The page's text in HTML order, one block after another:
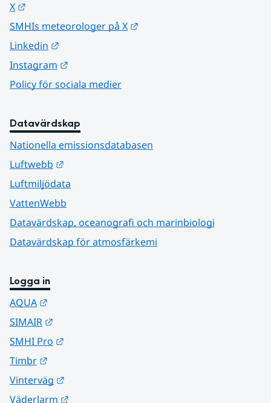
X
SMHIs meteorologer på X
Linkedin
Instagram
Policy för sociala medier
Datavärdskap
Nationella emissionsdatabasen
Luftwebb
Luftmiljödata
VattenWebb
Datavärdskap, oceanografi och marinbiologi
Datavärdskap för atmosfärkemi
Logga in
AQUA
SIMAIR
SMHI Pro
Timbr
Vinterväg
Väderlarm